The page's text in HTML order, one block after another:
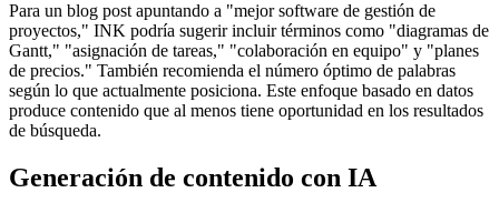
Para un blog post apuntando a "mejor software de gestión de
proyectos," INK podría sugerir incluir términos como "diagramas de
Gantt," "asignación de tareas," "colaboración en equipo" y "planes
de precios." También recomienda el número óptimo de palabras
según lo que actualmente posiciona. Este enfoque basado en datos
produce contenido que al menos tiene oportunidad en los resultados
de búsqueda.
Generación de contenido con IA